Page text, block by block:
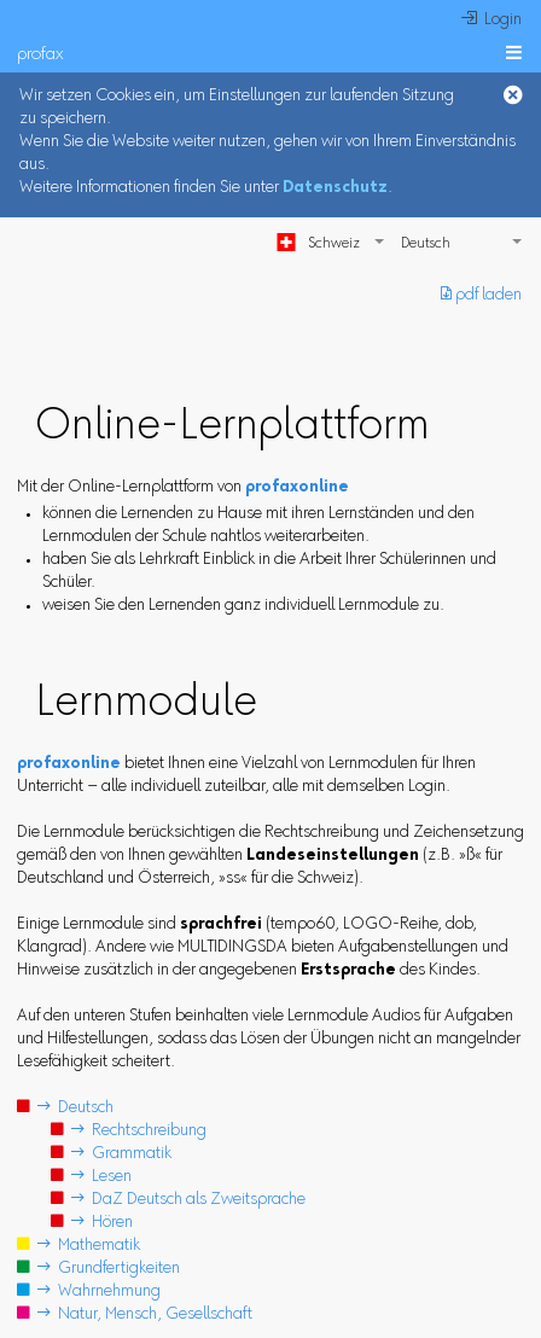
 Login
profax 
Wir setzen Cookies ein, um Einstellungen zur laufenden Sitzung
zu speichern.
Wenn Sie die Website weiter nutzen, gehen wir von Ihrem Einverständnis
aus.
Weitere Informationen finden Sie unter Datenschutz.
Schweiz
︎ pdf laden
Online-Lernplattform
Mit der Online-Lernplattform von profaxonline
können die Lernenden zu Hause mit ihren Lernständen und den
Lernmodulen der Schule nahtlos weiterarbeiten.
haben Sie als Lehrkraft Einblick in die Arbeit Ihrer Schülerinnen und
Schüler.
weisen Sie den Lernenden ganz individuell Lernmodule zu.
Lernmodule
profaxonline bietet Ihnen eine Vielzahl von Lernmodulen für Ihren
Unterricht – alle individuell zuteilbar, alle mit demselben Login.
Die Lernmodule berücksichtigen die Rechtschreibung und Zeichensetzung
gemäß den von Ihnen gewählten Landeseinstellungen (z.B. »ß« für
Deutschland und Österreich, »ss« für die Schweiz).
Einige Lernmodule sind sprachfrei (tempo60, LOGO-Reihe, dob,
Klangrad). Andere wie MULTIDINGSDA bieten Aufgabenstellungen und
Hinweise zusätzlich in der angegebenen Erstsprache des Kindes.
Auf den unteren Stufen beinhalten viele Lernmodule Audios für Aufgaben
und Hilfestellungen, sodass das Lösen der Übungen nicht an mangelnder
Lesefähigkeit scheitert.
  Deutsch
  Rechtschreibung
  Grammatik
  Lesen
  DaZ Deutsch als Zweitsprache
  Hören
  Mathematik
  Grundfertigkeiten
  Wahrnehmung
  Natur, Mensch, Gesellschaft